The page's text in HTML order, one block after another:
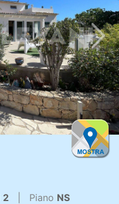
2 | Piano NS